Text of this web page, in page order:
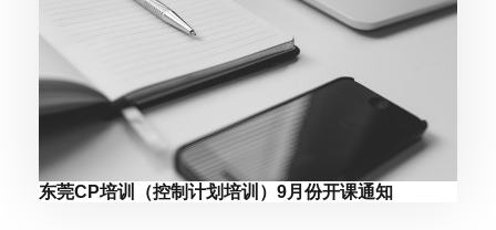
东莞CP培训（控制计划培训）9月份开课通知